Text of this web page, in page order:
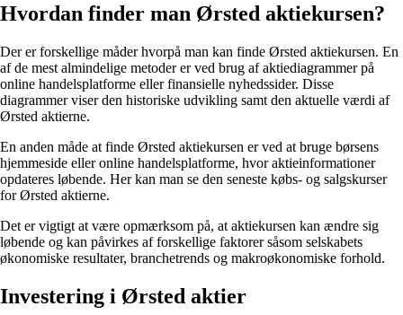
Hvordan finder man Ørsted aktiekursen?
Der er forskellige måder hvorpå man kan finde Ørsted aktiekursen. En
af de mest almindelige metoder er ved brug af aktiediagrammer på
online handelsplatforme eller finansielle nyhedssider. Disse
diagrammer viser den historiske udvikling samt den aktuelle værdi af
Ørsted aktierne.
En anden måde at finde Ørsted aktiekursen er ved at bruge børsens
hjemmeside eller online handelsplatforme, hvor aktieinformationer
opdateres løbende. Her kan man se den seneste købs- og salgskurser
for Ørsted aktierne.
Det er vigtigt at være opmærksom på, at aktiekursen kan ændre sig
løbende og kan påvirkes af forskellige faktorer såsom selskabets
økonomiske resultater, branchetrends og makroøkonomiske forhold.
Investering i Ørsted aktier